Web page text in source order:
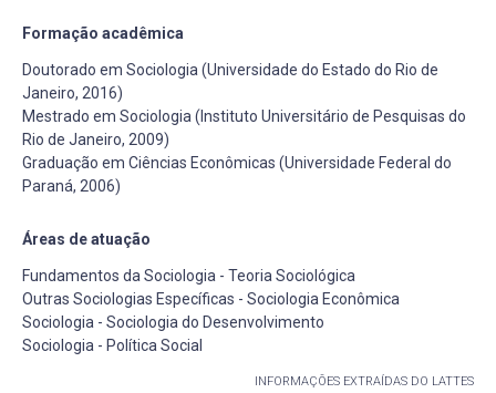
Formação acadêmica
Doutorado em Sociologia (Universidade do Estado do Rio de
Janeiro, 2016)
Mestrado em Sociologia (Instituto Universitário de Pesquisas do
Rio de Janeiro, 2009)
Graduação em Ciências Econômicas (Universidade Federal do
Paraná, 2006)
Áreas de atuação
Fundamentos da Sociologia - Teoria Sociológica
Outras Sociologias Específicas - Sociologia Econômica
Sociologia - Sociologia do Desenvolvimento
Sociologia - Política Social
INFORMAÇÕES EXTRAÍDAS DO LATTES